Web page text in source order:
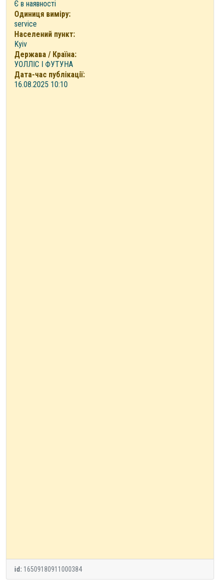
Є в наявності
Одиниця виміру:
service
Населений пункт:
Kyiv
Держава / Країна:
УОЛЛІС І ФУТУНА
Дата-час публікації:
16.08.2025 10:10
id: 16509180911000384